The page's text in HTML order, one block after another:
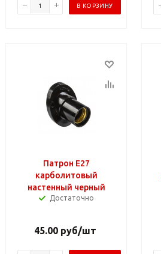
В КОРЗИНУ
Патрон Е27
карболитовый
настенный черный
Достаточно
45.00 руб/шт